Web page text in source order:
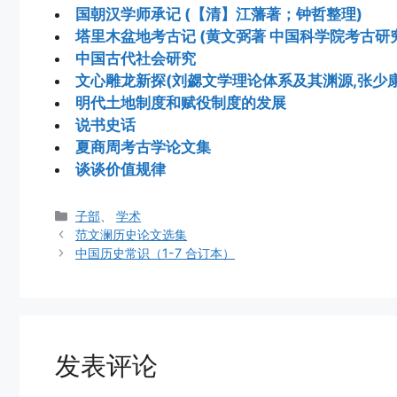
国朝汉学师承记 (【清】江藩著；钟哲整理)
塔里木盆地考古记 (黄文弼著 中国科学院考古研
中国古代社会研究
文心雕龙新探(刘勰文学理论体系及其渊源,张少
明代土地制度和赋役制度的发展
说书史话
夏商周考古学论文集
谈谈价值规律
分
类
子部 、学术
范文澜历史论文选集
中国历史常识（1-7 合订本）
发表评论